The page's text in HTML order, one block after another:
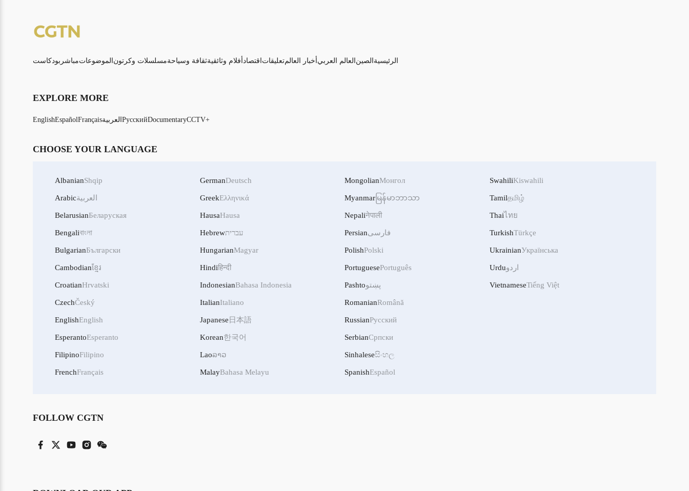
بودكاست مباشرالموضوعات مسلسلات وكرتونثقافة وسياحةأفلام وثائقية اقتصاد تعليقاتأخبار العالم العالم العربي الصين الرئيسية
EXPLORE MORE
EnglishEspañolFrançaisالعربية РусскийDocumentaryCCTV+
CHOOSE YOUR LANGUAGE
AlbanianShqip
Arabicالعربية
BelarusianБеларуская
Bengaliবাংলা
BulgarianБългарски
Cambodianខ្មែរ
CroatianHrvatski
CzechČeský
EnglishEnglish
EsperantoEsperanto
FilipinoFilipino
FrenchFrançais
GermanDeutsch
GreekΕλληνικά
HausaHausa
Hebrewעברית
HungarianMagyar
Hindiहिन्दी
IndonesianBahasa Indonesia
ItalianItaliano
Japanese 日本語
Korean한국어
Laoລາວ
MalayBahasa Melayu
MongolianМонгол
Myanmar မြန်မာဘာသာ
Nepaliनेपाली
Persianفارسی
PolishPolski
PortuguesePortuguês
Pashtoپښتو
RomanianRomână
RussianРусский
SerbianСрпски
Sinhaleseසිංහල
SpanishEspañol
SwahiliKiswahili
Tamilதமிழ்
Thaiไทย
TurkishTürkçe
UkrainianУкраїнська
Urduاردو
VietnameseTiếng Việt
FOLLOW CGTN